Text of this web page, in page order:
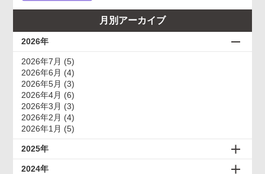
月別アーカイブ
2026年
2026年7月 (5)
2026年6月 (4)
2026年5月 (3)
2026年4月 (6)
2026年3月 (3)
2026年2月 (4)
2026年1月 (5)
2025年
2024年